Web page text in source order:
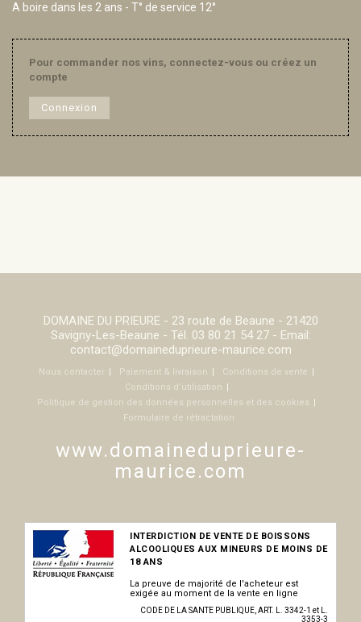
A boire dans les 2 ans - T° de service 12°
Pour commander nos vins, connectez-vous ou créez un
compte
Connexion
DOMAINE DU PRIEURE - 23 route de Beaune - 21420
Savigny-Les-Beaune - Tél. 03 80 21 54 27 - Email:
contact@domaineduprieure-maurice.com
Nous contacter Paiement & livraison
Conditions de vente
Conditions d’utilisation
Politique de gestion des données personnelles et des cookies
Formulaire de rétractation
www.domaineduprieure-
maurice.com
INTERDICTION DE VENTE DE BOISSONS
ALCOOLIQUES AUX MINEURS DE MOINS DE
18 ANS
La preuve de majorité de l'acheteur est
exigée au moment de la vente en ligne
CODE DE LA SANTE PUBLIQUE, ART. L. 3342-1 et L.
3353-3